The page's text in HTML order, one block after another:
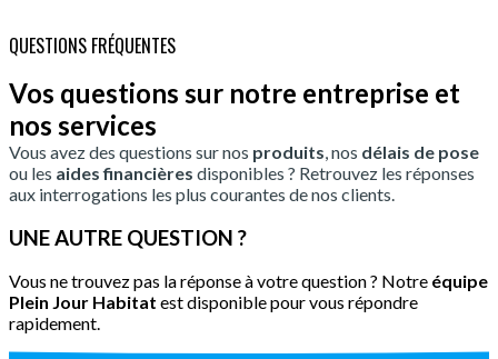
QUESTIONS FRÉQUENTES
Vos questions sur notre entreprise et
nos services
Vous avez des questions sur nos produits, nos délais de pose
ou les aides financières disponibles ? Retrouvez les réponses
aux interrogations les plus courantes de nos clients.
UNE AUTRE QUESTION ?
Vous ne trouvez pas la réponse à votre question ? Notre équipe
Plein Jour Habitat est disponible pour vous répondre
rapidement.